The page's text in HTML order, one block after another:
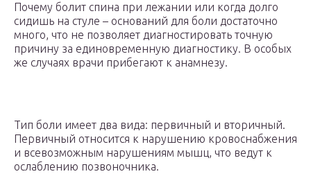
Почему болит спина при лежании или когда долго
сидишь на стуле – оснований для боли достаточно
много, что не позволяет диагностировать точную
причину за единовременную диагностику. В особых
же случаях врачи прибегают к анамнезу.
Тип боли имеет два вида: первичный и вторичный.
Первичный относится к нарушению кровоснабжения
и всевозможным нарушениям мышц, что ведут к
ослаблению позвоночника.